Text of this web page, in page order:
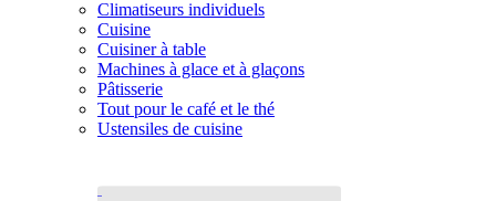
Climatiseurs individuels
Cuisine
Cuisiner à table
Machines à glace et à glaçons
Pâtisserie
Tout pour le café et le thé
Ustensiles de cuisine